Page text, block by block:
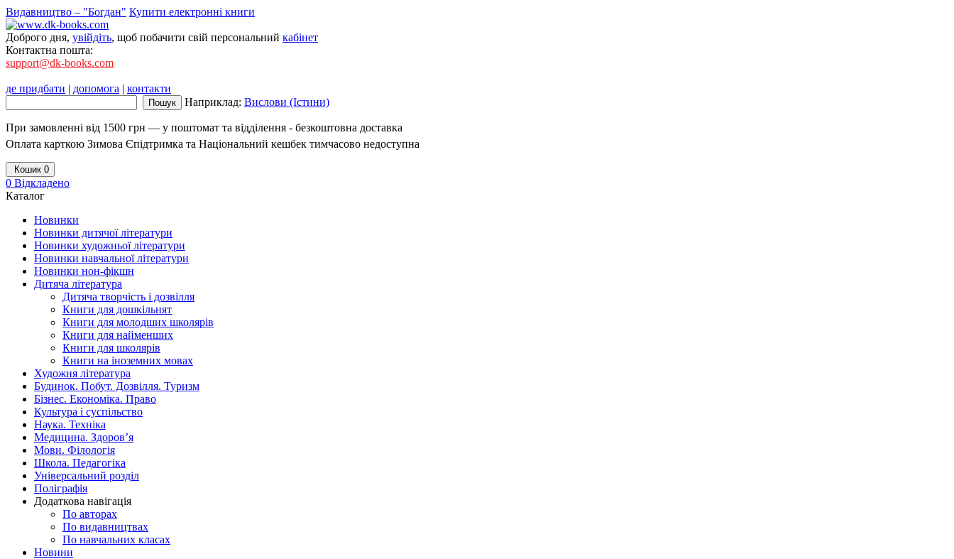
Видавництво – "Богдан" Купити електронні книги
Доброго дня, увійдіть, щоб побачити свій персональний кабінет
Контактна пошта:
support@dk-books.com
де придбати | допомога | контакти
Наприклад: Вислови (Істини)
При замовленні від 1500 грн — у поштомат та відділення - безкоштовна доставка
Оплата карткою Зимова Єпідтримка та Національний кешбек тимчасово недоступна
Кошик 0
0 Відкладено
Каталог
Новинки
Новинки дитячої літератури
Новинки художньої літератури
Новинки навчальної літератури
Новинки нон-фікшн
Дитяча література
Дитяча творчість і дозвілля
Книги для дошкільнят
Книги для молодших школярів
Книги для найменших
Книги для школярів
Книги на іноземних мовах
Художня література
Будинок. Побут. Дозвілля. Туризм
Бізнес. Економіка. Право
Культура і суспільство
Наука. Техніка
Медицина. Здоров’я
Мови. Філологія
Школа. Педагогіка
Універсальний розділ
Поліграфія
Додаткова навігація
По авторах
По видавництвах
По навчальних класах
Новини